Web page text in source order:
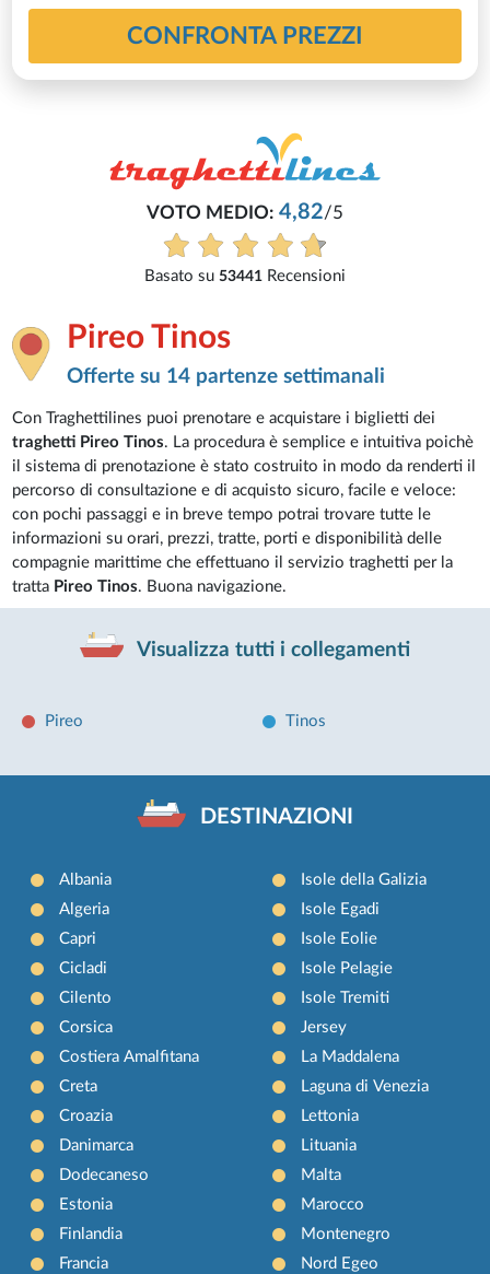
CONFRONTA PREZZI
VOTO MEDIO: 4,82/5
Basato su 53441 Recensioni
Pireo Tinos
Offerte su 14 partenze settimanali
Con Traghettilines puoi prenotare e acquistare i biglietti dei
traghetti Pireo Tinos. La procedura è semplice e intuitiva poichè
il sistema di prenotazione è stato costruito in modo da renderti il
percorso di consultazione e di acquisto sicuro, facile e veloce:
con pochi passaggi e in breve tempo potrai trovare tutte le
informazioni su orari, prezzi, tratte, porti e disponibilità delle
compagnie marittime che effettuano il servizio traghetti per la
tratta Pireo Tinos. Buona navigazione.
Visualizza tutti i collegamenti
Pireo Tinos
DESTINAZIONI
Albania
Algeria
Capri
Cicladi
Cilento
Corsica
Costiera Amalfitana
Creta
Croazia
Danimarca
Dodecaneso
Estonia
Finlandia
Francia
Isole della Galizia
Isole Egadi
Isole Eolie
Isole Pelagie
Isole Tremiti
Jersey
La Maddalena
Laguna di Venezia
Lettonia
Lituania
Malta
Marocco
Montenegro
Nord Egeo